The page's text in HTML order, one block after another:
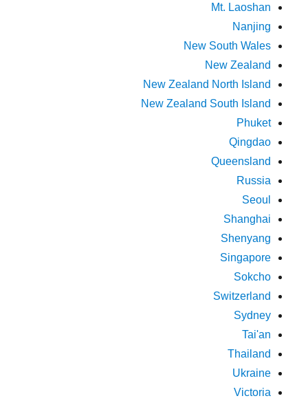
Mt. Laoshan
Nanjing
New South Wales
New Zealand
New Zealand North Island
New Zealand South Island
Phuket
Qingdao
Queensland
Russia
Seoul
Shanghai
Shenyang
Singapore
Sokcho
Switzerland
Sydney
Tai'an
Thailand
Ukraine
Victoria